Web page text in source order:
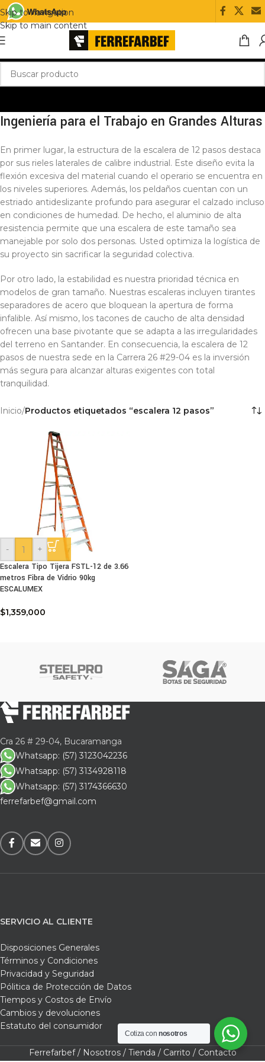
Skip to navigation
Skip to main content
Ingeniería para el Trabajo en Grandes Alturas
En primer lugar, la estructura de la escalera de 12 pasos destaca
por sus rieles laterales de calibre industrial. Este diseño evita la
flexión excesiva del material cuando el operario se encuentra en
los niveles superiores. Además, los peldaños cuentan con un
estriado antideslizante profundo para asegurar el calzado incluso
en condiciones de humedad. De hecho, el aluminio de alta
resistencia permite que una escalera de este tamaño sea
manejable por solo dos personas. Usted optimiza la logística de
su proyecto sin sacrificar la seguridad colectiva.
Por otro lado, la estabilidad es nuestra prioridad técnica en
modelos de gran tamaño. Nuestras escaleras incluyen tirantes
separadores de acero que bloquean la apertura de forma
infalible. Así mismo, los tacones de caucho de alta densidad
ofrecen una base pivotante que se adapta a las irregularidades
del terreno en Santander. En consecuencia, la escalera de 12
pasos de nuestra sede en la Carrera 26 #29-04 es la inversión
más segura para alcanzar alturas exigentes con total
tranquilidad.
Inicio/Productos etiquetados “escalera 12 pasos”
-
+
Escalera Tipo Tijera FSTL-12 de 3.66
metros Fibra de Vidrio 90kg
ESCALUMEX
$1,359,000
Cra 26 # 29-04, Bucaramanga
Whatsapp: (57) 3123042236
Whatsapp: (57) 3134928118
Whatsapp: (57) 3174366630
ferrefarbef@gmail.com
SERVICIO AL CLIENTE
Disposiciones Generales
Términos y Condiciones
Privacidad y Seguridad
Pólitica de Protección de Datos
Tiempos y Costos de Envío
Cambios y devoluciones
Estatuto del consumidor
Ferrefarbef / Nosotros / Tienda / Carrito / Contacto
Cotiza connosotros